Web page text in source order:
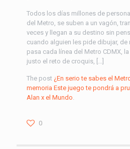
Todos los días millones de
del Metro, se suben a un vagón,
veces y llegan a su destino sin
cuando alguien les pide dibujar,
pasa cada línea del Metro CDMX,
justo el reto de croquis, […]
The post ¿En serio te sabes el
memoria Este juego te pondrá a
Alan x el Mundo.
0